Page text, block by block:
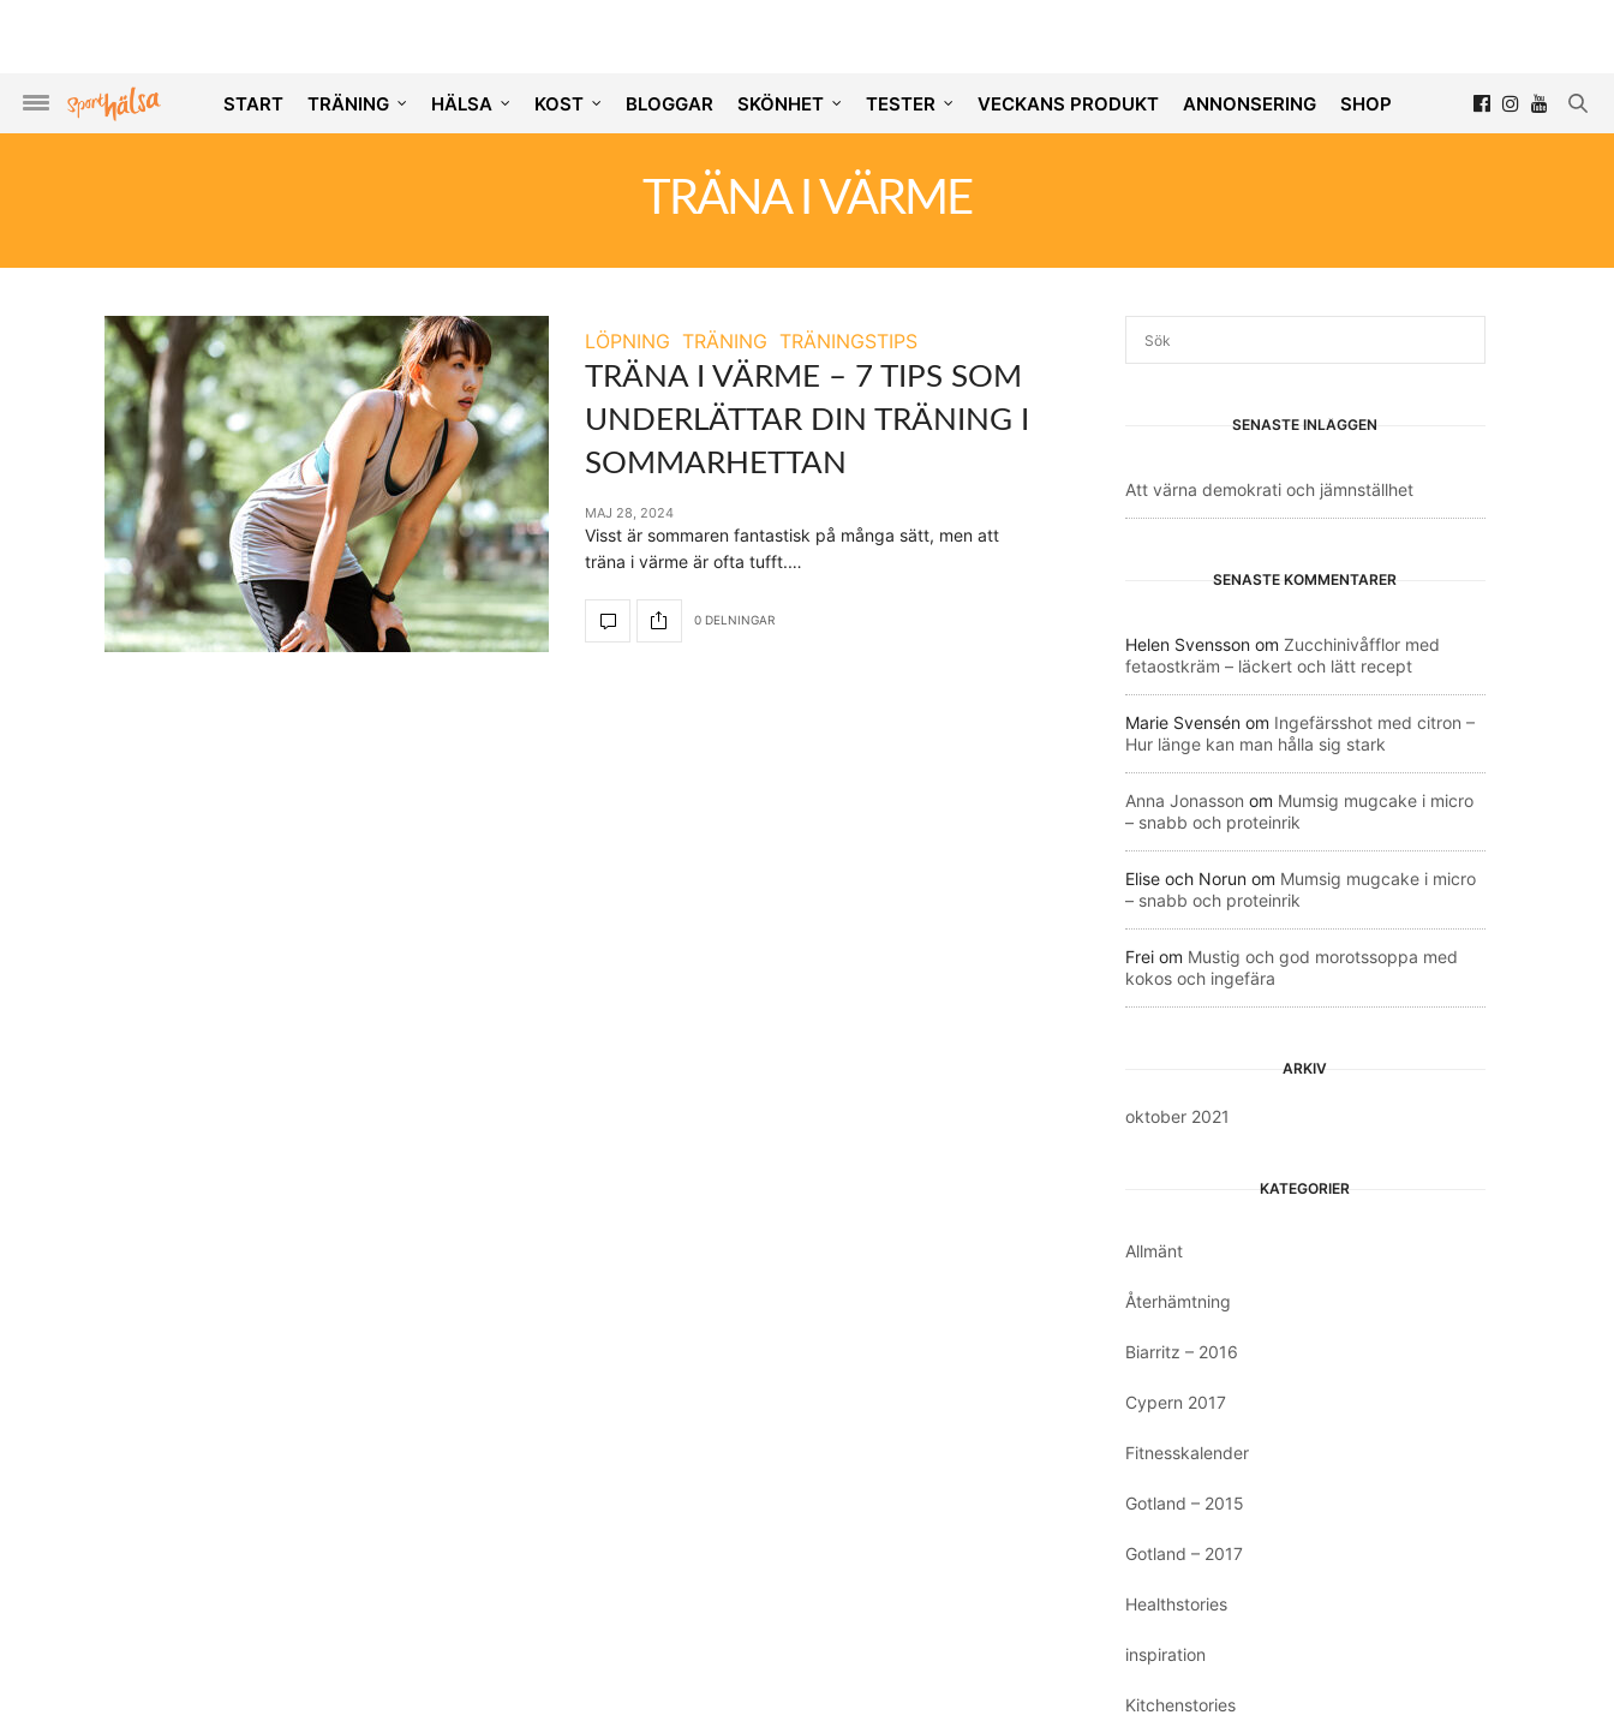
START TRÄNING HÄLSA KOST BLOGGAR SKÖNHET TESTER VECKANS PRODUKT ANNONSERING SHOP
TRÄNA I VÄRME
LÖPNING TRÄNING TRÄNINGSTIPS
TRÄNA I VÄRME – 7 TIPS SOM
UNDERLÄTTAR DIN TRÄNING I
SOMMARHETTAN
MAJ 28, 2024
Visst är sommaren fantastisk på många sätt, men att
träna i värme är ofta tufft.…
0 DELNINGAR
SENASTE INLÄGGEN
Att värna demokrati och jämnställhet
SENASTE KOMMENTARER
Helen Svensson om Zucchinivåfflor med
fetaostkräm – läckert och lätt recept
Marie Svensén om Ingefärsshot med citron –
Hur länge kan man hålla sig stark
Anna Jonasson om Mumsig mugcake i micro
– snabb och proteinrik
Elise och Norun om Mumsig mugcake i micro
– snabb och proteinrik
Frei om Mustig och god morotssoppa med
kokos och ingefära
ARKIV
oktober 2021
KATEGORIER
Allmänt
Återhämtning
Biarritz – 2016
Cypern 2017
Fitnesskalender
Gotland – 2015
Gotland – 2017
Healthstories
inspiration
Kitchenstories